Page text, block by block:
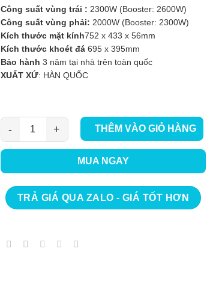
Công suất vùng trái : 2300W (Booster: 2600W)
Công suất vùng phải: 2000W (Booster: 2300W)
Kích thước mặt kính752 x 433 x 56mm
Kích thước khoét đá 695 x 395mm
Bảo hành 3 năm tại nhà trên toàn quốc
XUẤT XỨ: HÀN QUỐC
BẾP TỪ ĐÔI KOCHER DI882PRO số lượng
THÊM VÀO GIỎ HÀNG
MUA NGAY
TRẢ GIÁ QUA ZALO - GIÁ TỐT HƠN